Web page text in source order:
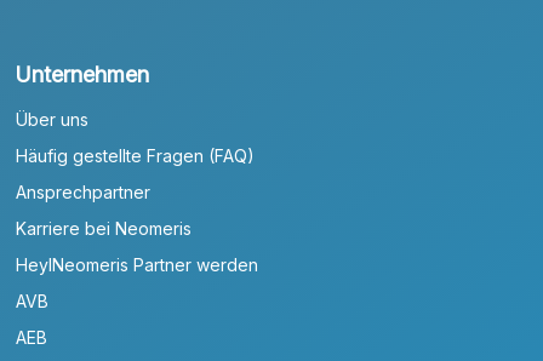
Unternehmen
Über uns
Häufig gestellte Fragen (FAQ)
Ansprechpartner
Karriere bei Neomeris
HeylNeomeris Partner werden
AVB
AEB